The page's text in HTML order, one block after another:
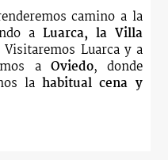
camino a la
aLuarca, la Villa
Visitaremos Luarca y a
a Oviedo, donde
lahabitual cena y